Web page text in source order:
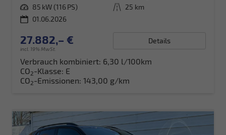
Leistung 85 kW (116 PS) Kilometerstand 25 km
01.06.2026
27.882,– €
incl. 19% MwSt.
Details
Verbrauch kombiniert: 6,30 l/100km
CO2-Klasse: E
CO2-Emissionen: 143,00 g/km